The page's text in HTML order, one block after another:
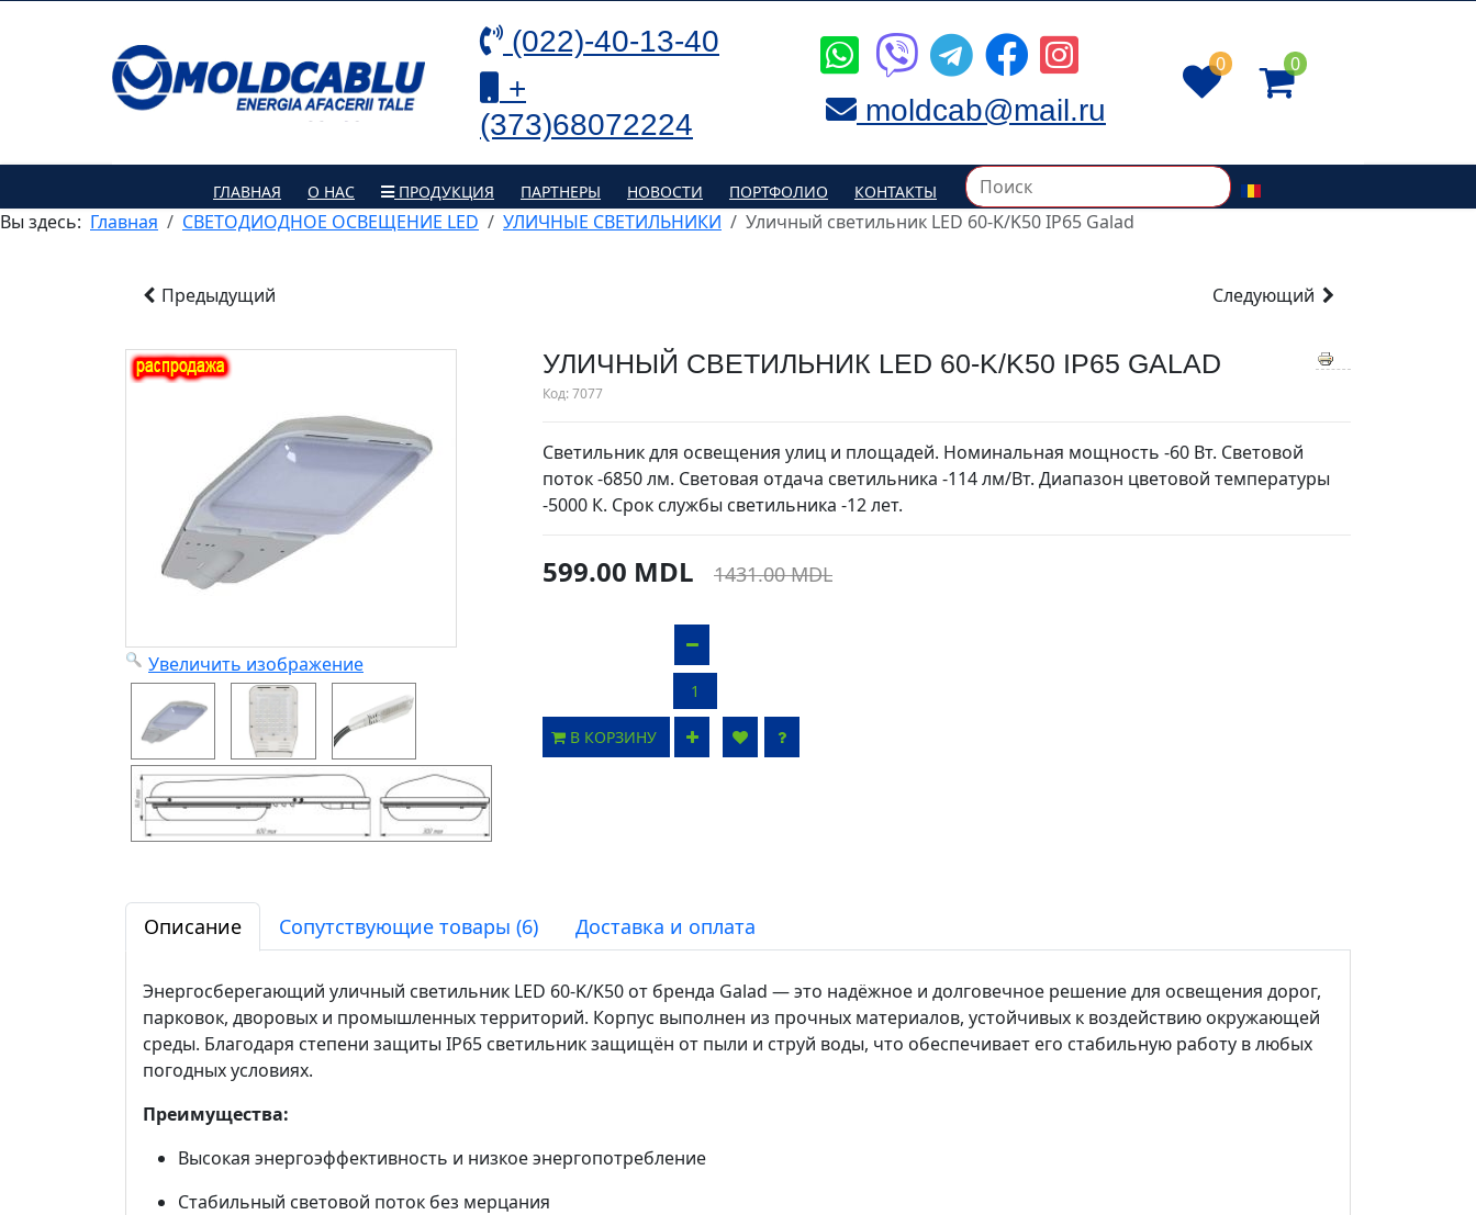
(022)-40-13-40
+
(373)68072224
moldcab@mail.ru
0 0
ГЛАВНАЯ О НАС ПРОДУКЦИЯ ПАРТНЕРЫ НОВОСТИ ПОРТФОЛИО КОНТАКТЫ
Вы здесь: Главная СВЕТОДИОДНОЕ ОСВЕЩЕНИЕ LED УЛИЧНЫЕ СВЕТИЛЬНИКИ Уличный светильник LED 60-K/K50 IP65 Galad
Предыдущий Следующий
Увеличить изображение
УЛИЧНЫЙ СВЕТИЛЬНИК LED 60-K/K50 IP65 GALAD
Код:7077
Светильник для освещения улиц и площадей. Номинальная мощность -60 Вт. Световой
поток -6850 лм. Световая отдача светильника -114 лм/Вт. Диапазон цветовой температуры
-5000 К. Срок службы светильника -12 лет.
599.00 MDL 1431.00 MDL
В КОРЗИНУ
Описание Сопутствующие товары (6) Доставка и оплата
Энергосберегающий уличный светильник LED 60-K/K50 от бренда Galad — это надёжное и долговечное решение для освещения дорог,
парковок, дворовых и промышленных территорий. Корпус выполнен из прочных материалов, устойчивых к воздействию окружающей
среды. Благодаря степени защиты IP65 светильник защищён от пыли и струй воды, что обеспечивает его стабильную работу в любых
погодных условиях.
Преимущества:
Высокая энергоэффективность и низкое энергопотребление
Стабильный световой поток без мерцания